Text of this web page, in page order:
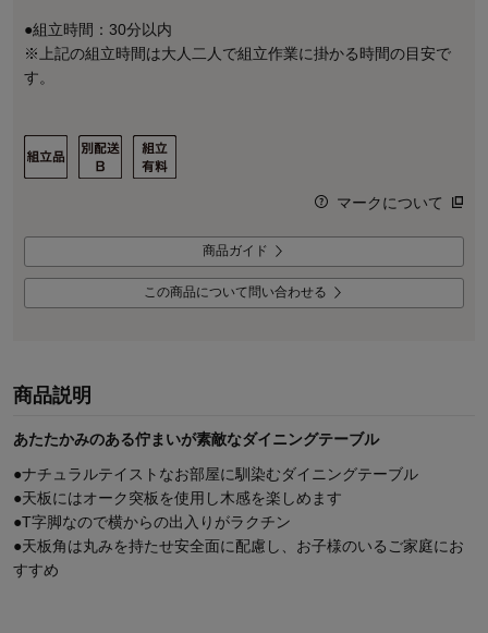
●組立時間：30分以内
※上記の組立時間は大人二人で組立作業に掛かる時間の目安で
す。
マークについて
商品ガイド
この商品について問い合わせる
商品説明
あたたかみのある佇まいが素敵なダイニングテーブル
●ナチュラルテイストなお部屋に馴染むダイニングテーブル
●天板にはオーク突板を使用し木感を楽しめます
●T字脚なので横からの出入りがラクチン
●天板角は丸みを持たせ安全面に配慮し、お子様のいるご家庭にお
すすめ